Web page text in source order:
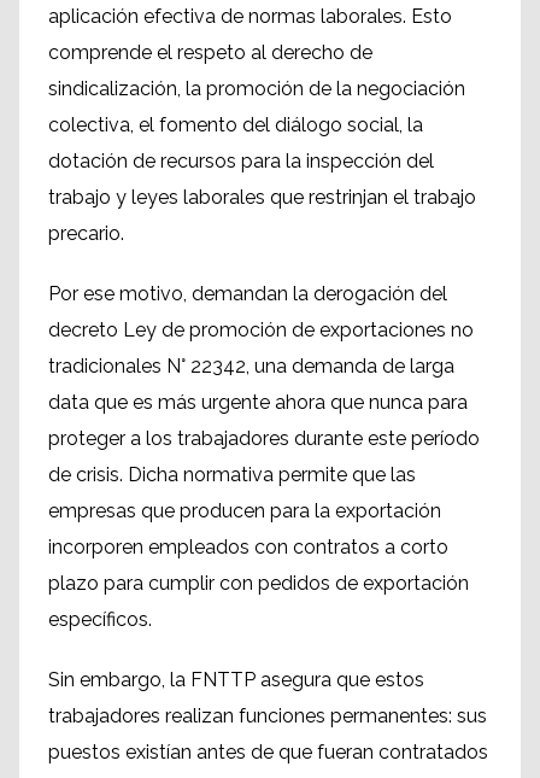
aplicación efectiva de normas laborales. Esto
comprende el respeto al derecho de
sindicalización, la promoción de la negociación
colectiva, el fomento del diálogo social, la
dotación de recursos para la inspección del
trabajo y leyes laborales que restrinjan el trabajo
precario.
Por ese motivo, demandan la derogación del
decreto Ley de promoción de exportaciones no
tradicionales N° 22342, una demanda de larga
data que es más urgente ahora que nunca para
proteger a los trabajadores durante este período
de crisis. Dicha normativa permite que las
empresas que producen para la exportación
incorporen empleados con contratos a corto
plazo para cumplir con pedidos de exportación
específicos.
Sin embargo, la FNTTP asegura que estos
trabajadores realizan funciones permanentes: sus
puestos existían antes de que fueran contratados